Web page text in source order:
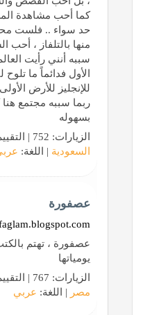
كما أحب مشاهدة
حد سواء .. فلست محباً
منها بالتلفاز ،
سببه أنني رأيت
الأول فدائماً ما
للإنجليز للأرض
ربما سببه مجتمع
بسهوله
الزيارات: 752 | التقييم: 0 | المقيّمين: 0 | الدولة:
السعودية | اللغة:
عصفورة
عصفورة ، تهتم
يومياتها
الزيارات: 767 | التقييم: 0 | المقيّمين: 0 | الدولة:
مصر | اللغة: عربي